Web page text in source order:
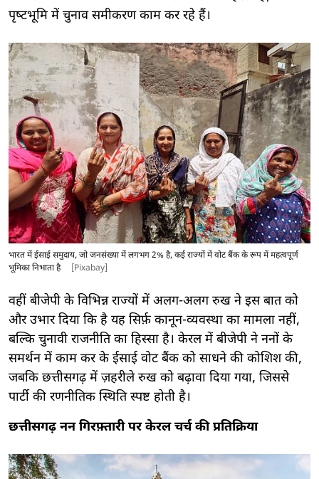
पृष्‍टभूमि में चुनाव समीकरण काम कर रहे हैं।
भारत में ईसाई समुदाय, जो जनसंख्या में लगभग 2% है, कई राज्यों में वोट बैंक के रूप में महत्वपूर्ण
भूमिका निभाता है
[Pixabay]
वहीं बीजेपी के विभिन्न राज्यों में अलग-अलग रुख ने इस बात को
और उभार दिया कि है यह सिर्फ़ कानून-व्यवस्था का मामला नहीं,
बल्कि चुनावी राजनीति का हिस्सा है। केरल में बीजेपी ने ननों के
समर्थन में काम कर के ईसाई वोट बैंक को साधने की कोशिश की,
जबकि छत्तीसगढ़ में ज़हरीले रुख को बढ़ावा दिया गया, जिससे
पार्टी की रणनीतिक स्थिति स्पष्ट होती है।
छत्तीसगढ़ नन गिरफ़्तारी पर केरल चर्च की प्रतिक्रिया